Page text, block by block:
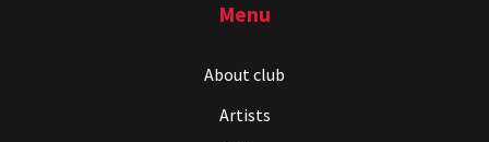
Menu
About club
Artists